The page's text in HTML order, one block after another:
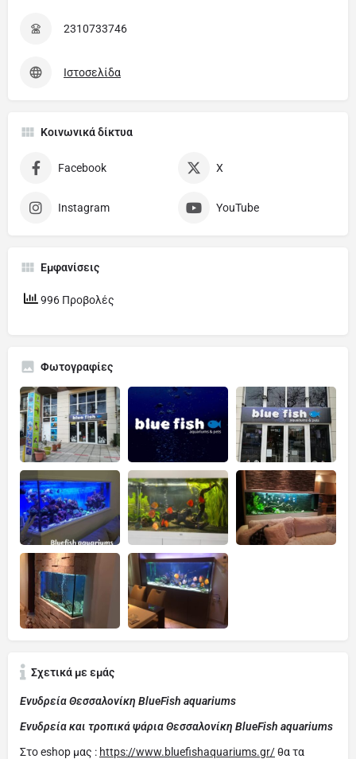
2310733746
Ιστοσελίδα
Κοινωνικά δίκτυα
Facebook X
Instagram YouTube
Εμφανίσεις
996 Προβολές
Φωτογραφίες
Σχετικά με εμάς
Ενυδρεία Θεσσαλονίκη BlueFish aquariums
Ενυδρεία και τροπικά ψάρια Θεσσαλονίκη BlueFish aquariums
Στο eshop μας : https://www.bluefishaquariums.gr/θα τα